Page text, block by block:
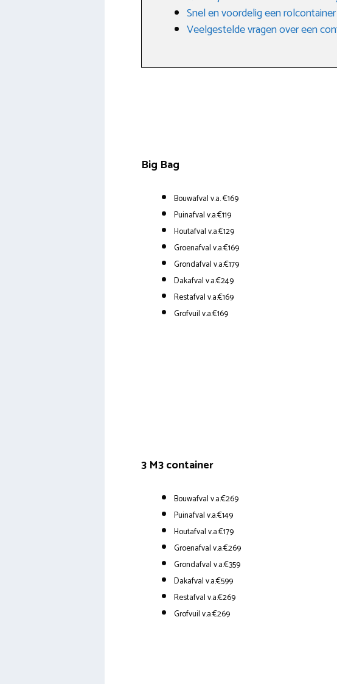
Snel en voordelig een
Veelgestelde vragen over een
Big Bag
Bouwafval v.a. €169
Puinafval v.a.€119
Houtafval v.a.€129
Groenafval v.a.€169
Grondafval v.a.€179
Dakafval v.a.€249
Restafval v.a.€169
Grofvuil v.a.€169
3 M3 container
Bouwafval v.a.€269
Puinafval v.a.€149
Houtafval v.a.€179
Groenafval v.a.€269
Grondafval v.a.€359
Dakafval v.a.€599
Restafval v.a.€269
Grofvuil v.a.€269